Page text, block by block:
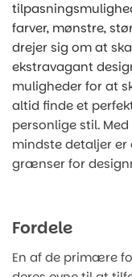
farver, mønstre,
drejer sig om at
ekstravagant
muligheder for at
altid finde et
personlige stil.
mindste detaljer
grænser for
Fordele
En af de primære